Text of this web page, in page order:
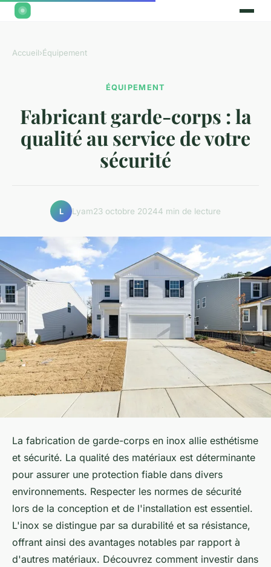
Accueil›Équipement
ÉQUIPEMENT
Fabricant garde-corps : la
qualité au service de votre
sécurité
L Lyam23 octobre 20244 min de lecture
La fabrication de garde-corps en inox allie esthétisme
et sécurité. La qualité des matériaux est déterminante
pour assurer une protection fiable dans divers
environnements. Respecter les normes de sécurité
lors de la conception et de l'installation est essentiel.
L'inox se distingue par sa durabilité et sa résistance,
offrant ainsi des avantages notables par rapport à
d'autres matériaux. Découvrez comment investir dans